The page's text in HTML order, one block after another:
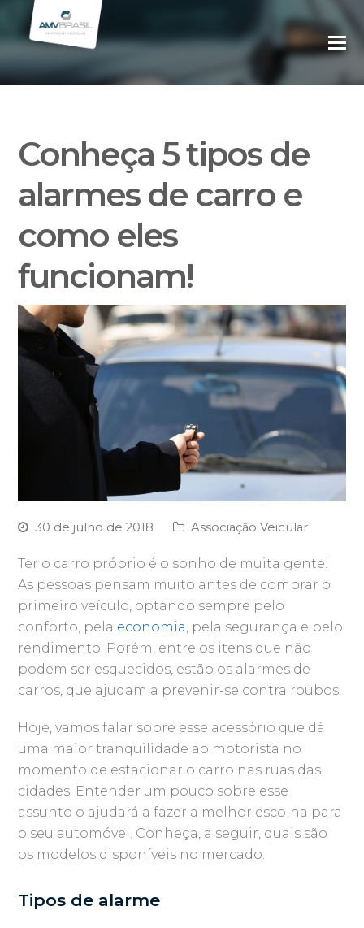
Conheça 5 tipos de
alarmes de carro e
como eles
funcionam!
30 de julho de 2018 Associação Veicular
Ter o carro próprio é o sonho de muita gente!
As pessoas pensam muito antes de comprar o
primeiro veículo, optando sempre pelo
conforto, pela economia, pela segurança e pelo
rendimento. Porém, entre os itens que não
podem ser esquecidos, estão os alarmes de
carros, que ajudam a prevenir-se contra roubos.
Hoje, vamos falar sobre esse acessório que dá
uma maior tranquilidade ao motorista no
momento de estacionar o carro nas ruas das
cidades. Entender um pouco sobre esse
assunto o ajudará a fazer a melhor escolha para
o seu automóvel. Conheça, a seguir, quais são
os modelos disponíveis no mercado:
Tipos de alarme